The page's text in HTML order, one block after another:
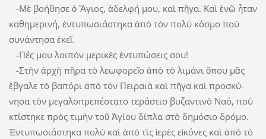
-Μὲ βοήθησε ὁ Ἅγιος, ἀδελφή μου, καὶ πῆγα. Καὶ ἐνῶ ἦταν
καθημερινή, ἐν­τυπωσιάστηκα ἀπὸ τὸν πολὺ κόσμο ποὺ
συνάντησα ἐκεῖ.
-Πές μου λοιπὸν μερικὲς ἐντυπώσεις σου!
-Στὴν ἀρχὴ πῆρα τὸ λεωφορεῖο ἀπὸ τὸ λιμάνι ὅπου μᾶς
ἔβγαλε τὸ ­βαπόρι ἀ­­πὸ τὸν Πειραιὰ καὶ πῆγα καὶ προσκύ­
νησα τὸν μεγαλοπρεπέστατο τεράστιο βυζαντινὸ Ναό, ποὺ
κτίστηκε πρὸς τιμὴν τοῦ Ἁγίου δίπλα στὸ ­δημόσιο δρό­μο.
Ἐντυπωσιάστηκα πολὺ καὶ ἀπὸ τὶς ἱερὲς εἰκόνες καὶ ἀπὸ τὸ